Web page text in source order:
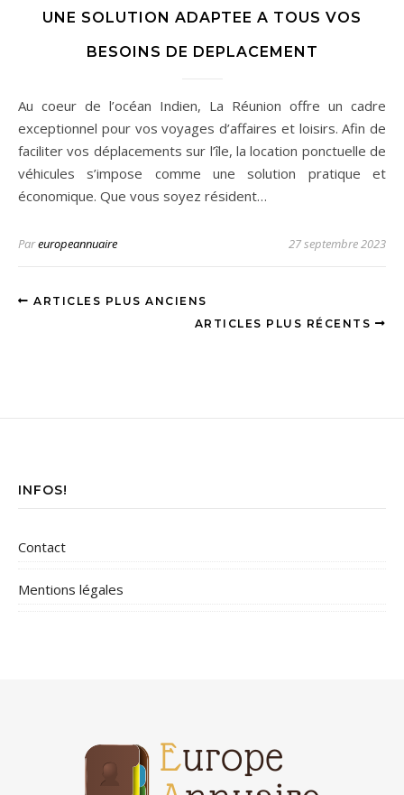
UNE SOLUTION ADAPTEE A TOUS VOS
BESOINS DE DEPLACEMENT
Au coeur de l’océan Indien, La Réunion offre un cadre
exceptionnel pour vos voyages d’affaires et loisirs. Afin de
faciliter vos déplacements sur l’île, la location ponctuelle de
véhicules s’impose comme une solution pratique et
économique. Que vous soyez résident…
Pareuropeannuaire 27 septembre 2023
ARTICLES PLUS ANCIENS
ARTICLES PLUS RÉCENTS
INFOS!
Contact
Mentions légales